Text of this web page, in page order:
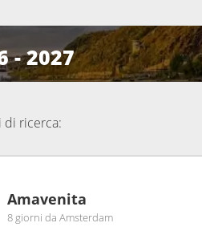
- 2027
di ricerca:
Amavenita
8 giorni da Amsterdam